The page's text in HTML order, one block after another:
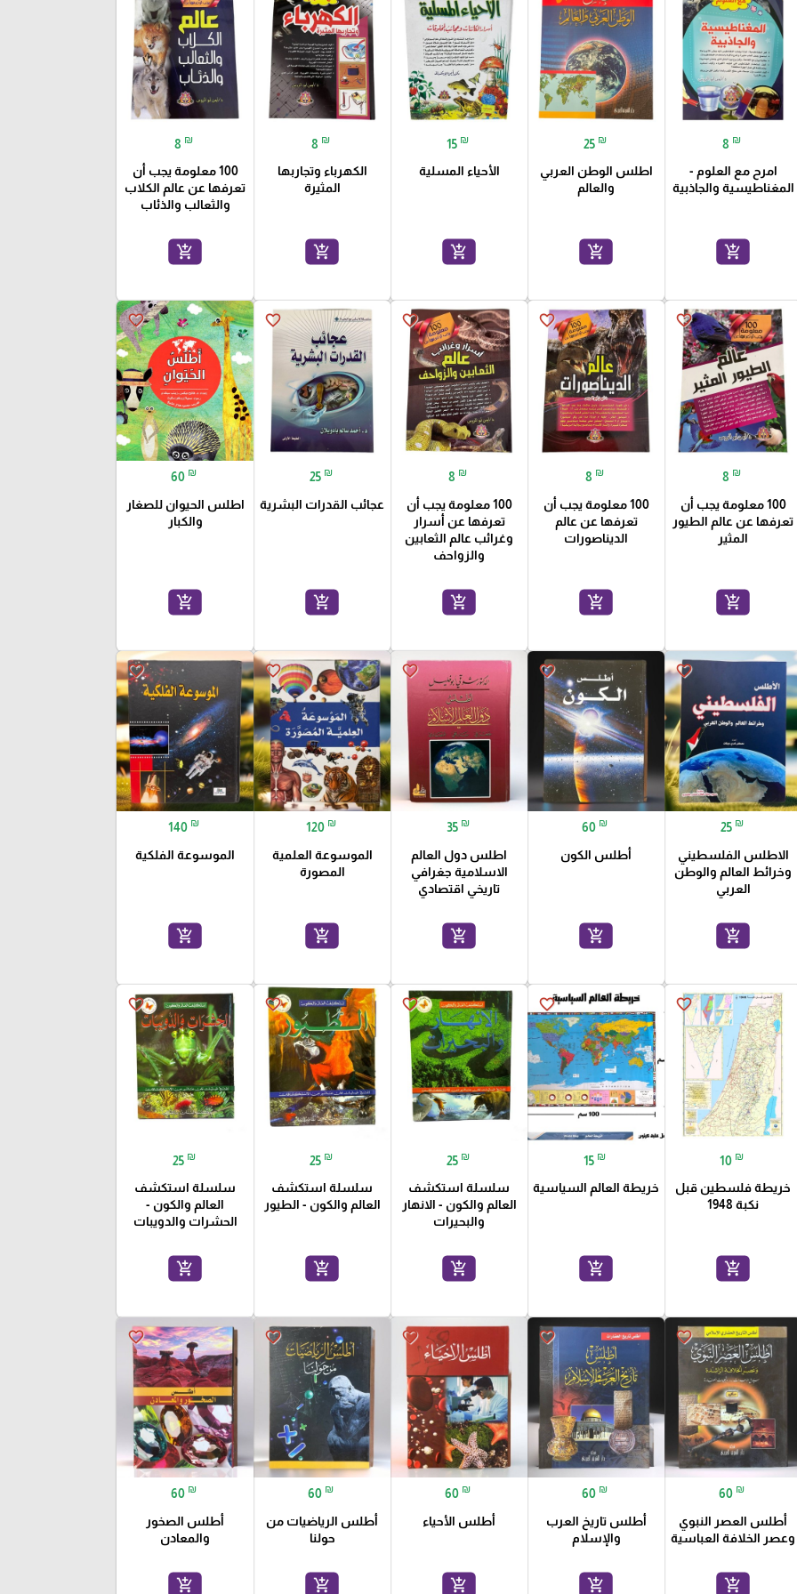
8 ₪
امرح مع العلوم -
المغناطيسية والجاذبية
add_shopping_cart
25 ₪
اطلس الوطن العربي
والعالم
add_shopping_cart
15 ₪
الأحياء المسلية
add_shopping_cart
8 ₪
الكهرباء وتجاربها
المثيرة
add_shopping_cart
8 ₪
100 معلومة يجب أن
تعرفها عن عالم الكلاب
والثعالب والذئاب
add_shopping_cart
favorite_border
8 ₪
100 معلومة يجب أن
تعرفها عن عالم الطيور
المثير
add_shopping_cart
favorite_border
8 ₪
100 معلومة يجب أن
تعرفها عن عالم
الديناصورات
add_shopping_cart
favorite_border
8 ₪
100 معلومة يجب أن
تعرفها عن أسرار
وغرائب عالم الثعابين
والزواحف
add_shopping_cart
favorite_border
25 ₪
عجائب القدرات البشرية
add_shopping_cart
favorite_border
60 ₪
اطلس الحيوان للصغار
والكبار
add_shopping_cart
favorite_border
25 ₪
الاطلس الفلسطيني
وخرائط العالم والوطن
العربي
add_shopping_cart
favorite_border
60 ₪
أطلس الكون
add_shopping_cart
favorite_border
35 ₪
اطلس دول العالم
الاسلامية جغرافي
تاريخي اقتصادي
add_shopping_cart
favorite_border
120 ₪
الموسوعة العلمية
المصورة
add_shopping_cart
favorite_border
140 ₪
الموسوعة الفلكية
add_shopping_cart
favorite_border
10 ₪
خريطة فلسطين قبل
نكبة 1948
add_shopping_cart
favorite_border
15 ₪
خريطة العالم السياسية
add_shopping_cart
favorite_border
25 ₪
سلسلة استكشف
العالم والكون - الانهار
والبحيرات
add_shopping_cart
favorite_border
25 ₪
سلسلة استكشف
العالم والكون - الطيور
add_shopping_cart
favorite_border
25 ₪
سلسلة استكشف
العالم والكون -
الحشرات والدويبات
add_shopping_cart
favorite_border
60 ₪
أطلس العصر النبوي
وعصر الخلافة العباسية
add_shopping_cart
favorite_border
60 ₪
أطلس تاريخ العرب
والإسلام
add_shopping_cart
favorite_border
60 ₪
أطلس الأحياء
add_shopping_cart
favorite_border
60 ₪
أطلس الرياضيات من
حولنا
add_shopping_cart
favorite_border
60 ₪
أطلس الصخور
والمعادن
add_shopping_cart